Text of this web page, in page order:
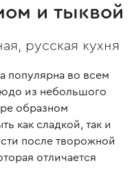
и тыквой
русская кухня
популярна во всем
из небольшого
образном
как сладкой, так и
после творожной
отличается